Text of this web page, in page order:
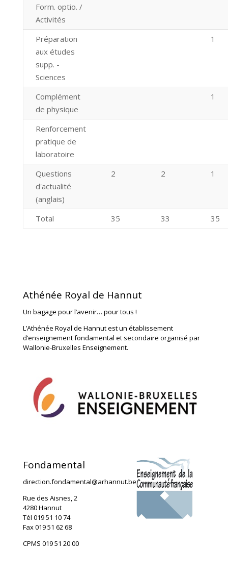
Form. optio. /
Activités
Préparation
aux études
supp. -
Sciences
1
Complément
de physique
1
Renforcement
pratique de
laboratoire
Questions
d'actualité
(anglais)
2 2 1
Total 35 33 35
Athénée Royal de Hannut
Un bagage pour l’avenir… pour tous !
L’Athénée Royal de Hannut est un établissement
d’enseignement fondamental et secondaire organisé par
Wallonie-Bruxelles Enseignement.
Fondamental
direction.fondamental@arhannut.be
Rue des Aisnes, 2
4280 Hannut
Tél 019 51 10 74
Fax 019 51 62 68
CPMS 019 51 20 00